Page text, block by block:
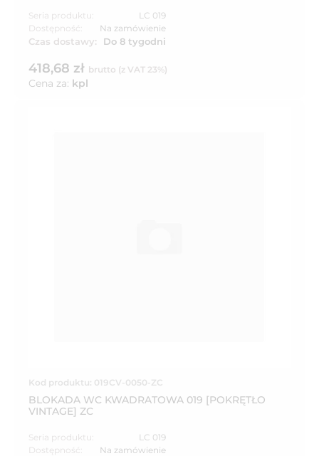
Seria produktu:
LC 019
Dostępność:
Na zamówienie
Czas dostawy: Do 8 tygodni
418,68 zł brutto (z VAT 23%)
Cena za: kpl
Kod produktu: 019CV-0050-ZC
BLOKADA WC KWADRATOWA 019 [POKRĘTŁO
VINTAGE] ZC
Seria produktu:
LC 019
Dostępność:
Na zamówienie